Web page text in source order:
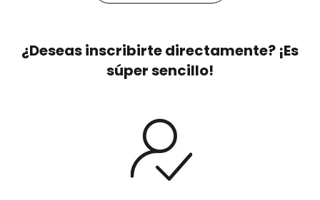
¿Deseas inscribirte directamente? ¡Es
súper sencillo!